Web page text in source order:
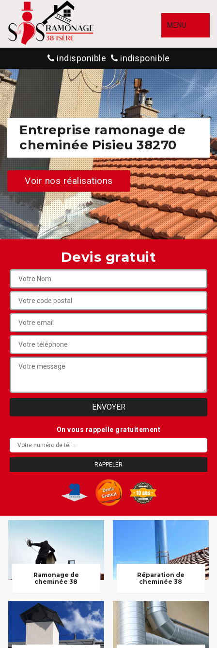
MENU
indisponible indisponible
Entreprise ramonage de
cheminée Pisieu 38270
Voir nos réalisations
Devis gratuit
On vous rappelle gratuitement
Ramonage de
cheminée 38
Réparation de
cheminée 38